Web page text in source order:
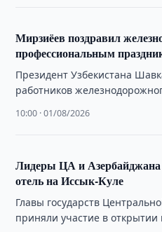
Мирзиёев поздравил
профессиональным
Президент Узбекистана
работников
10:00 · 01/08/2026
Лидеры ЦА и
отель на Иссык-Куле
Главы государств
приняли участие в открытии